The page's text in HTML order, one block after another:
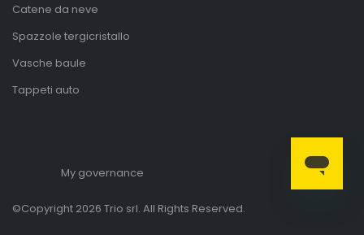
Catene da neve
Spazzole tergicristallo
Vasche baule
Tappeti auto
My governance
©Copyright 2026 Trio srl. All Rights Reserved.